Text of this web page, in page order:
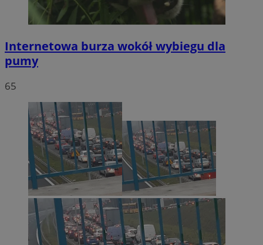
Internetowa burza wokół wybiegu dla
pumy
65